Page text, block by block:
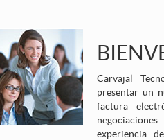
Carvajal
presentar un
factura
experiencia